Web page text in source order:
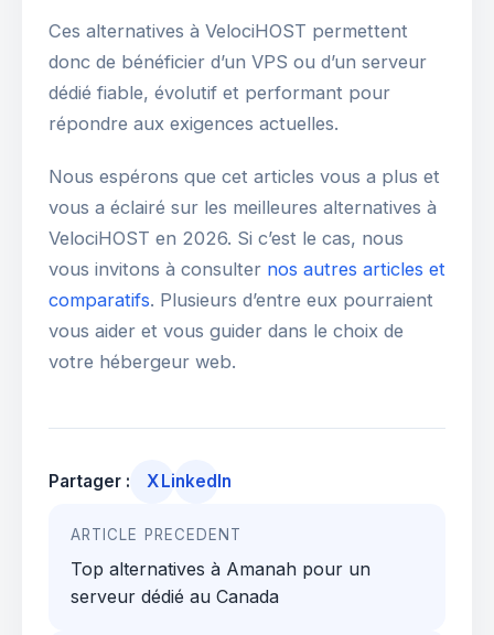
Ces alternatives à VelociHOST permettent
donc de bénéficier d’un VPS ou d’un serveur
dédié fiable, évolutif et performant pour
répondre aux exigences actuelles.
Nous espérons que cet articles vous a plus et
vous a éclairé sur les meilleures alternatives à
VelociHOST en 2026. Si c’est le cas, nous
vous invitons à consulter nos autres articles et
comparatifs. Plusieurs d’entre eux pourraient
vous aider et vous guider dans le choix de
votre hébergeur web.
Partager : X LinkedIn
Navigation
de
l’article
ARTICLE PRECEDENT
Top alternatives à Amanah pour un
serveur dédié au Canada